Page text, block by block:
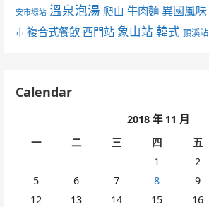
安市場站 溫泉泡湯 爬山 牛肉麵 異國風味
市 複合式餐飲 西門站 象山站 韓式 頂溪站
Calendar
2018 年 11 月
一
二 三 四 五
1
2
5
6 7 8 9
12
13 14 15 16